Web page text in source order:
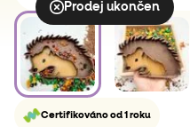
Prodej ukončen
Certifikováno od 1 roku